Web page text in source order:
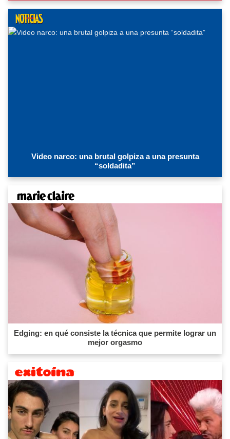
Video narco: una brutal golpiza a una presunta
“soldadita”
Edging: en qué consiste la técnica que permite lograr un
mejor orgasmo